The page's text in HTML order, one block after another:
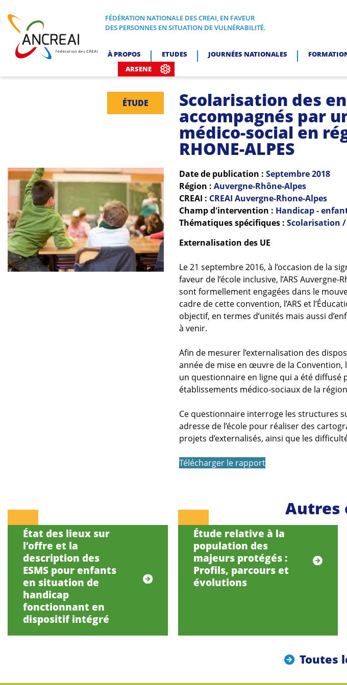
content
ANCREAI
FÉDÉRATION NATIONALE DES CREAI, EN FAVEUR DES
FÉDÉRATION NATIONALE DES CREAI, EN FAVEUR
DES PERSONNES EN SITUATION DE VULNÉRABILITÉ.
À PROPOS ETUDES JOURNÉES NATIONALES
ARSENE
ÉTUDE Scolarisation des
accompagnés par
médico-social en
RHONE-ALPES
Date de publication : Septembre2018
Région : Auvergne-Rhône-Alpes
CREAI : CREAI Auvergne-Rhone-Alpes
Champ d'intervention : Handicap -
Thématiques spécifiques : Scolarisation
Externalisation des UE
Le 21 septembre 2016, à l’occasion de la
faveur de l’école inclusive, l’ARS
sont formellement engagées dans le
cadre de cette convention, l’ARS et
objectif, en termes d’unités mais aussi
à venir.
Afin de mesurer l’externalisation des
année de mise en œuvre de la Convention,
un questionnaire en ligne qui a été diffusé
établissements médico-sociaux de la
Ce questionnaire interroge les structures
adresse de l’école pour réaliser des
projets d’externalisés, ainsi que les
Télécharger le rapport
Autres
État des lieux sur
l’offre et la
description des
ESMS pour enfants
en situation de
handicap
fonctionnant en
dispositif intégré
Étude relative à la
population des
majeurs protégés :
Profils, parcours et
évolutions
Toutes